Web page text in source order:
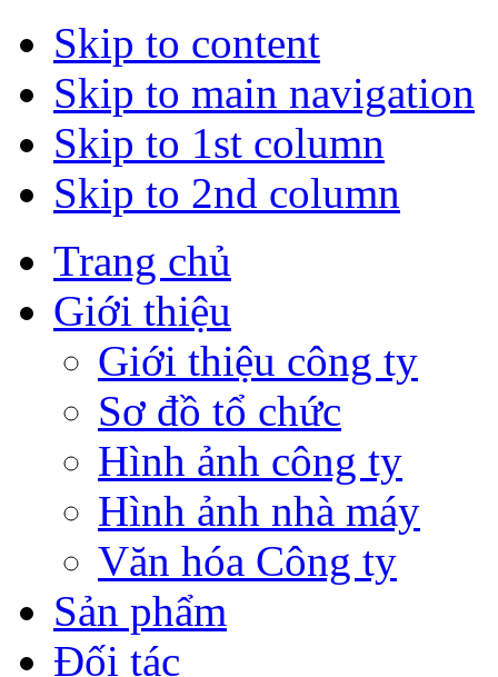
Skip to content
Skip to main navigation
Skip to 1st column
Skip to 2nd column
Trang chủ
Giới thiệu
Giới thiệu công ty
Sơ đồ tổ chức
Hình ảnh công ty
Hình ảnh nhà máy
Văn hóa Công ty
Sản phẩm
Đối tác